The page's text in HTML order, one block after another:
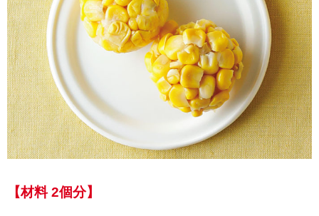
【材料 2個分】